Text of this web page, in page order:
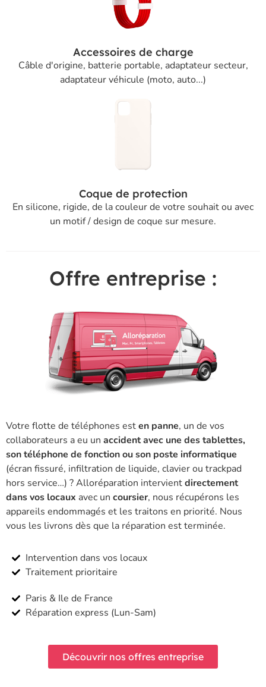
Accessoires de charge
Câble d'origine, batterie portable, adaptateur secteur,
adaptateur véhicule (moto, auto...)
Coque de protection
En silicone, rigide, de la couleur de votre souhait ou avec
un motif / design de coque sur mesure.
Offre entreprise :
Votre flotte de téléphones esten panne, un de vos
collaborateurs a eu un accident avec une des tablettes,
son téléphone de fonction ou son poste informatique
(écran fissuré, infiltration de liquide, clavier ou trackpad
hors service…) ? Alloréparation intervientdirectement
dans vos locaux avec un coursier, nous récupérons les
appareils endommagés et les traitons en priorité. Nous
vous les livrons dès que la réparation est terminée.
Intervention dans vos locaux
Traitement prioritaire
Paris & Ile de France
Réparation express (Lun-Sam)
Découvrir nos offres entreprise